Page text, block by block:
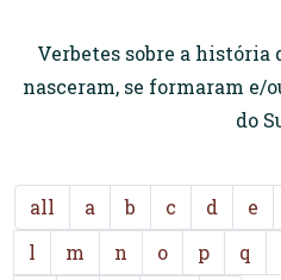
Verbetes sobre a história
nasceram, se formaram e/
do
all a b c d e
l
m n o p q